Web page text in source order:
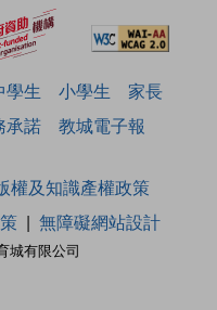
學生 小學生
家長
承諾 教城電子報
城有限公司
權及知識產權政策
無障礙網站設計